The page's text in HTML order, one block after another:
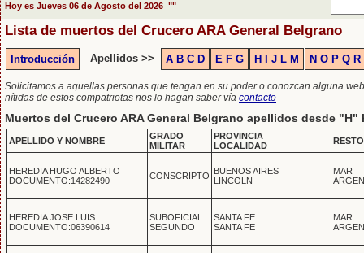
Hoy es Jueves 06 de Agosto del 2026 ""
Lista de muertos del Crucero ARA General Belgrano
Introducción Apellidos >> A B C D E F G H I J L M N O P Q R
Solicitamos a aquellas personas que tengan en su poder o conozcan alguna
nítidas de estos compatriotas nos lo hagan saber vía contacto
Muertos del Crucero ARA General Belgrano apellidos desde "H"
APELLIDO Y NOMBRE
GRADO
MILITAR
PROVINCIA
LOCALIDAD
HEREDIA HUGO ALBERTO
DOCUMENTO:14282490
CONSCRIPTO BUENOS AIRES
LINCOLN
MAR
HEREDIA JOSE LUIS
DOCUMENTO:06390614
SUBOFICIAL
SEGUNDO
SANTA FE
SANTA FE
MAR